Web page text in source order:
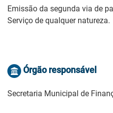
Emissão da segunda via de
Serviço de qualquer natureza.
Órgão responsável
Secretaria Municipal de